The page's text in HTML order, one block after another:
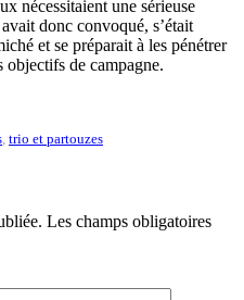
nécessitaient une sérieuse
donc convoqué, s’était
et se préparait à les pénétrer
de campagne.
trio et partouzes
Les champs obligatoires